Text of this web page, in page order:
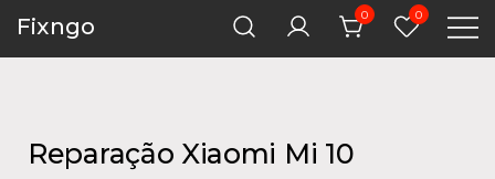
Fixngo 0 0
Reparação Xiaomi Mi 10